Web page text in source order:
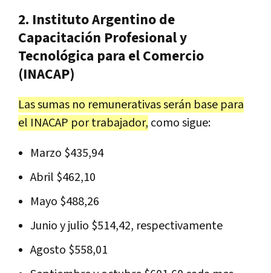
2. Instituto Argentino de
Capacitación Profesional y
Tecnológica para el Comercio
(INACAP)
Las sumas no remunerativas serán base para
el INACAP por trabajador, como sigue:
Marzo $435,94
Abril $462,10
Mayo $488,26
Junio y julio $514,42, respectivamente
Agosto $558,01